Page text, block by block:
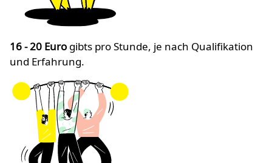
16 - 20 Euro gibts pro Stunde, je nach Qualifikation
und Erfahrung.